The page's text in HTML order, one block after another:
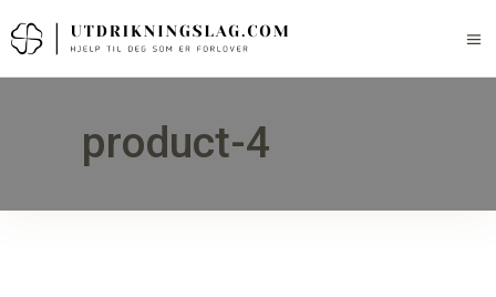
product-4